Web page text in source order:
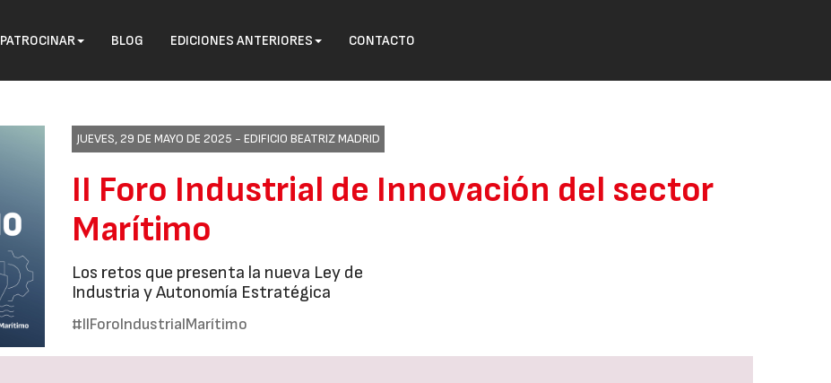
PATROCINAR BLOG EDICIONES ANTERIORES CONTACTO
JUEVES, 29 DE MAYO DE 2025 - EDIFICIO BEATRIZ MADRID
II Foro Industrial de Innovación del sector
Marítimo
Los retos que presenta la nueva Ley de
Industria y Autonomía Estratégica
#IIForoIndustrialMarítimo